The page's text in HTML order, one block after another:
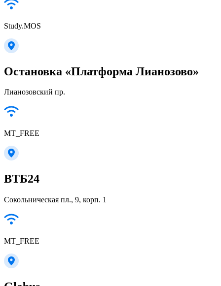
Study.MOS
Остановка «Платформа Лианозово»
Лианозовский пр.
MT_FREE
ВТБ24
Сокольническая пл., 9, корп. 1
MT_FREE